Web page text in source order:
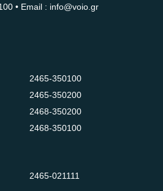
• Email : info@voio.gr
2465-350100
2465-350200
2468-350200
2468-350100
2465-021111